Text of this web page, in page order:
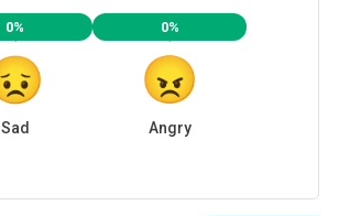
0%
Sad
0%
Angry